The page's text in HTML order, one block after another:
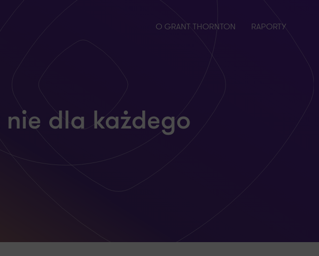
O GRANT THORNTON RAPORTY
nie dla każdego